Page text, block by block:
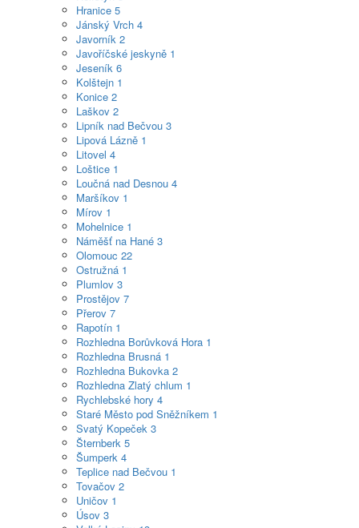
Hranice 5
Jánský Vrch 4
Javorník 2
Javoříčské jeskyně 1
Jeseník 6
Kolštejn 1
Konice 2
Laškov 2
Lipník nad Bečvou 3
Lipová Lázně 1
Litovel 4
Loštice 1
Loučná nad Desnou 4
Maršíkov 1
Mírov 1
Mohelnice 1
Náměšť na Hané 3
Olomouc 22
Ostružná 1
Plumlov 3
Prostějov 7
Přerov 7
Rapotín 1
Rozhledna Borůvková Hora 1
Rozhledna Brusná 1
Rozhledna Bukovka 2
Rozhledna Zlatý chlum 1
Rychlebské hory 4
Staré Město pod Sněžníkem 1
Svatý Kopeček 3
Šternberk 5
Šumperk 4
Teplice nad Bečvou 1
Tovačov 2
Uničov 1
Úsov 3